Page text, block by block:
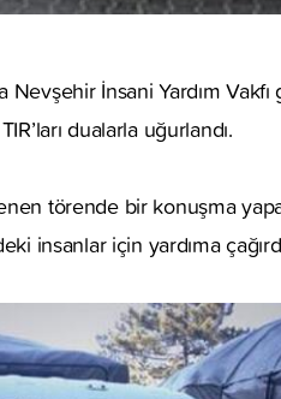
Nevşehir İnsani Yardım
dualarla uğurlandı.
törende bir konuşma
insanlar için yardıma